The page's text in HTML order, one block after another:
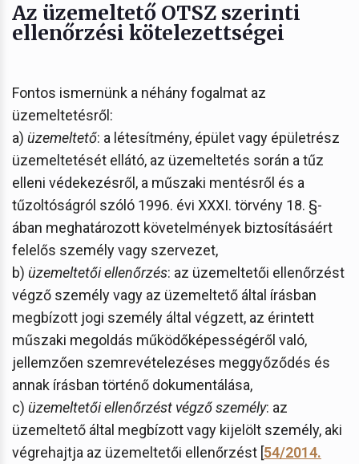
Az üzemeltető OTSZ szerinti
ellenőrzési kötelezettségei
Fontos ismernünk a néhány fogalmat az
üzemeltetésről:
a) üzemeltető: a létesítmény, épület vagy épületrész
üzemeltetését ellátó, az üzemeltetés során a tűz
elleni védekezésről, a műszaki mentésről és a
tűzoltóságról szóló 1996. évi XXXI. törvény 18. §-
ában meghatározott követelmények biztosításáért
felelős személy vagy szervezet,
b) üzemeltetői ellenőrzés: az üzemeltetői ellenőrzést
végző személy vagy az üzemeltető által írásban
megbízott jogi személy által végzett, az érintett
műszaki megoldás működőképességéről való,
jellemzően szemrevételezéses meggyőződés és
annak írásban történő dokumentálása,
c) üzemeltetői ellenőrzést végző személy: az
üzemeltető által megbízott vagy kijelölt személy, aki
végrehajtja az üzemeltetői ellenőrzést [54/2014.